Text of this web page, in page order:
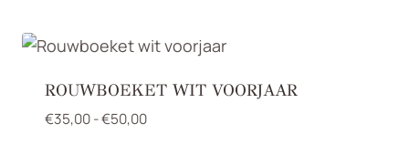
ROUWBOEKET WIT VOORJAAR
€35,00-€50,00Prijsklasse: